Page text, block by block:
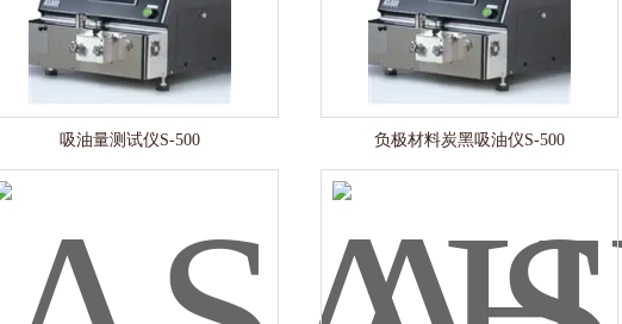
吸油量测试仪S-500 负极材料炭黑吸油仪S-500